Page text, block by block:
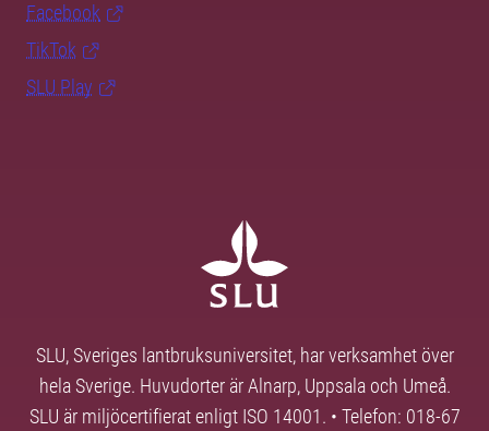
Facebook
TikTok
SLU Play
SLU, Sveriges lantbruksuniversitet, har verksamhet över
hela Sverige. Huvudorter är Alnarp, Uppsala och Umeå.
SLU är miljöcertifierat enligt ISO 14001. • Telefon: 018-67